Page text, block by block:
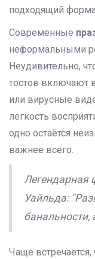
подходящий
Современные
неформальными
Неудивительно,
тостов включают
или вирусные
легкость
одно остаётся
важнее всего.
Легендарная
Уайльда:
банальности,
Чаще встречается,